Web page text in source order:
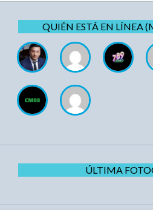
QUIÉN ESTÁ EN LÍNEA
ÚLTIMA